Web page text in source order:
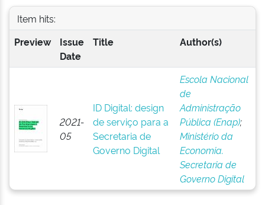
Item hits:
Preview
Issue
Date
Title Author(s)
2021-
05
ID Digital: design
de serviço para a
Secretaria de
Governo Digital
Escola Nacional
de
Administração
Pública (Enap);
Ministério da
Economia.
Secretaria de
Governo Digital